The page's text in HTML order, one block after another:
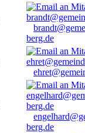
berg.de
berg.de